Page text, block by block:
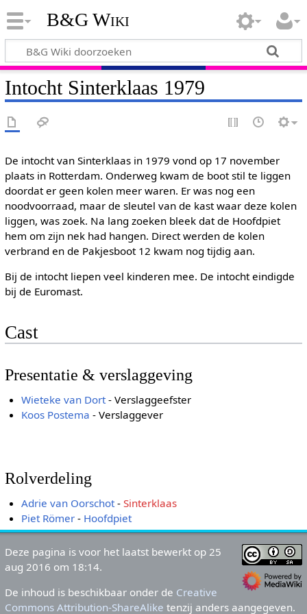
B&G Wiki
Intocht Sinterklaas 1979
De intocht van Sinterklaas in 1979 vond op 17 november
plaats in Rotterdam. Onderweg kwam de boot stil te liggen
doordat er geen kolen meer waren. Er was nog een
noodvoorraad, maar de sleutel van de kast waar deze kolen
liggen, was zoek. Na lang zoeken bleek dat de Hoofdpiet
hem om zijn nek had hangen. Direct werden de kolen
verbrand en de Pakjesboot 12 kwam nog tijdig aan.
Bij de intocht liepen veel kinderen mee. De intocht eindigde
bij de Euromast.
Cast
Presentatie & verslaggeving
Wieteke van Dort - Verslaggeefster
Koos Postema - Verslaggever
Rolverdeling
Adrie van Oorschot -Sinterklaas
Piet Römer - Hoofdpiet
Deze pagina is voor het laatst bewerkt op 25
aug 2016 om 18:14.
De inhoud is beschikbaar onder de Creative
Commons Attribution-ShareAlike tenzij anders aangegeven.